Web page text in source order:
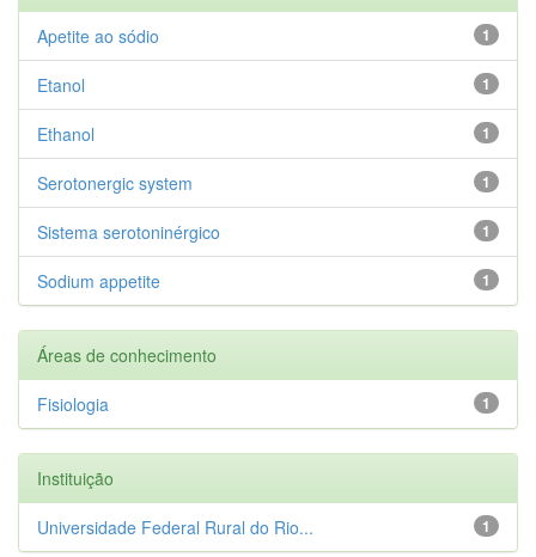
1
Apetite ao sódio
1
Etanol
1
Ethanol
1
Serotonergic system
1
Sistema serotoninérgico
1
Sodium appetite
Áreas de conhecimento
1
Fisiologia
Instituição
1
Universidade Federal Rural do Rio...